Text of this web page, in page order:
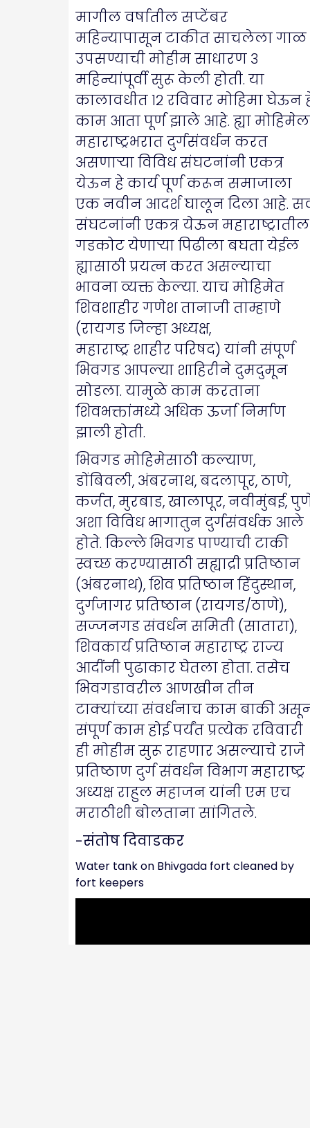
मागील वर्षातील सप्टेंबर
महिन्यापासून टाकीत साचलेला गाळ
उपसण्याची मोहीम साधारण ३
महिन्यांपूर्वी सुरू केली होती. या
कालावधीत १२ रविवार मोहिमा घेऊन
काम आता पूर्ण झाले आहे. ह्या
महाराष्ट्रभरात दुर्गसंवर्धन करत
असणाऱ्या विविध संघटनांनी एकत्र
येऊन हे कार्य पूर्ण करून समाजाला
एक नवीन आदर्श घालून दिला आहे.
संघटनांनी एकत्र येऊन महाराष्ट्रातील
गडकोट येणाऱ्या पिढीला बघता येईल
ह्यासाठी प्रयत्न करत असल्याचा
भावना व्यक्त केल्या. याच मोहिमेत
शिवशाहीर गणेश तानाजी ताम्हाणे
(रायगड जिल्हा अध्यक्ष,
महाराष्ट्र शाहीर परिषद) यांनी संपूर्ण
भिवगड आपल्या शाहिरीने दुमदुमून
सोडला. यामुळे काम करताना
शिवभक्तांमध्ये अधिक ऊर्जा निर्माण
झाली होती.
भिवगड मोहिमेसाठी कल्याण,
डोंबिवली, अंबरनाथ, बदलापूर, ठाणे,
कर्जत, मुरबाड, खालापूर, नवीमुंबई,
अशा विविध भागातुन दुर्गसंवर्धक आले
होते. किल्ले भिवगड पाण्याची टाकी
स्वच्छ करण्यासाठी सह्याद्री प्रतिष्ठान
(अंबरनाथ), शिव प्रतिष्ठान हिंदुस्थान,
दुर्गजागर प्रतिष्ठान (रायगड/ठाणे),
सज्जनगड संवर्धन समिती (सातारा),
शिवकार्य प्रतिष्ठान महाराष्ट्र राज्य
आदींनी पुढाकार घेतला होता. तसेच
भिवगडावरील आणखीन तीन
टाक्यांच्या संवर्धनाच काम बाकी
संपूर्ण काम होई पर्यंत प्रत्येक रविवारी
ही मोहीम सुरू राहणार असल्याचे राजे
प्रतिष्ठाण दुर्ग संवर्धन विभाग महाराष्ट्र
अध्यक्ष राहुल महाजन यांनी एम एच
मराठीशी बोलताना सांगितले.
-संतोष दिवाडकर
Water tank on Bhivgada fort cleaned by
fort keepers